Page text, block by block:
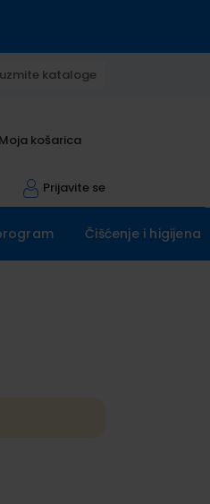
kataloge
Moja košarica
Prijavite se
Čišćenje i higijena